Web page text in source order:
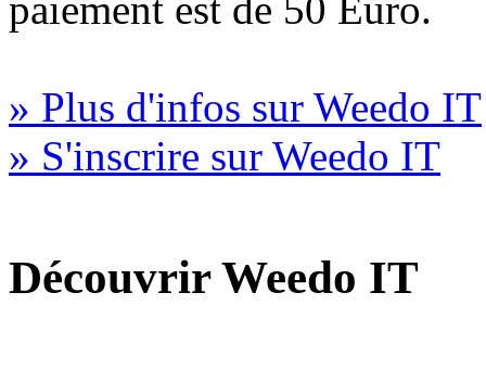
paiement est de 50 Euro.
» Plus d'infos sur Weedo IT
» S'inscrire sur Weedo IT
Découvrir Weedo IT